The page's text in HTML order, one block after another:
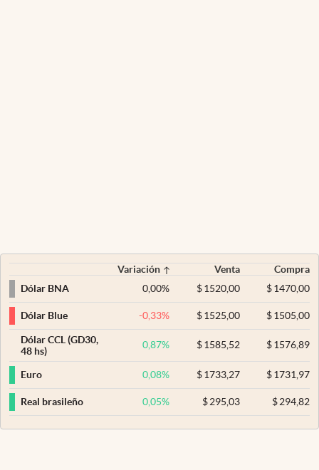
Variación Venta
Compra
Dólar BNA
0,00% $ 1520,00 $1470,00
Dólar Blue -0,33% $ 1525,00 $1505,00
Dólar CCL (GD30,
48 hs)
0,87% $ 1585,52 $1576,89
Euro 0,08% $ 1733,27 $1731,97
Real brasileño 0,05% $ 295,03 $294,82